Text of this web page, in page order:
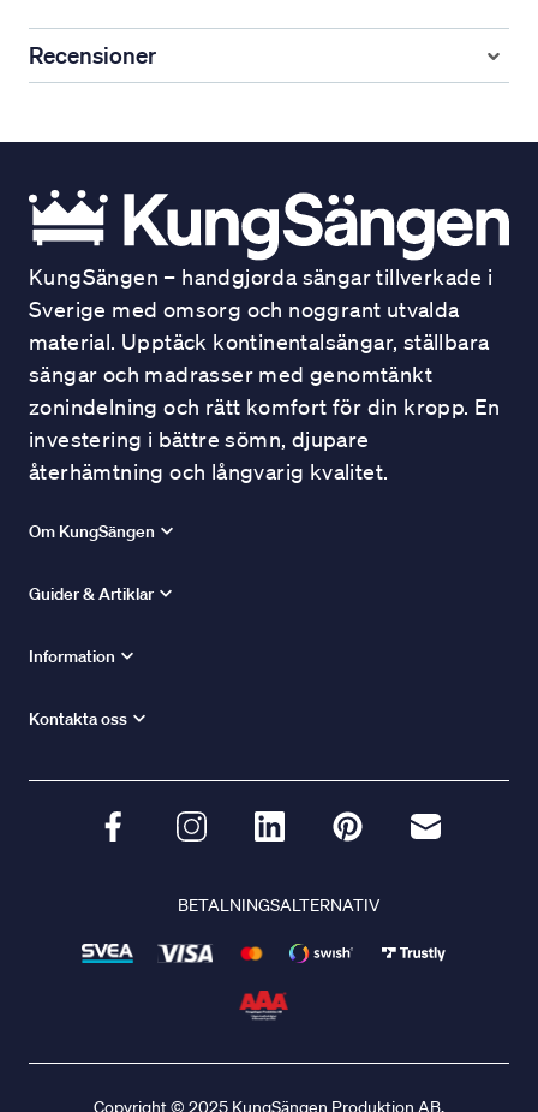
Recensioner
KungSängen – handgjorda sängar tillverkade i
Sverige med omsorg och noggrant utvalda
material. Upptäck kontinentalsängar, ställbara
sängar och madrasser med genomtänkt
zonindelning och rätt komfort för din kropp. En
investering i bättre sömn, djupare
återhämtning och långvarig kvalitet.
Om KungSängen
Guider & Artiklar
Information
Kontakta oss
BETALNINGSALTERNATIV
Copyright © 2025 KungSängen Produktion AB.